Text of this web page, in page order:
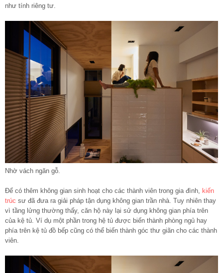
như tính riêng tư.
Nhờ vách ngăn gỗ.
Để có thêm không gian sinh hoạt cho các thành viên trong gia đình,
kiến
trúc sư đã đưa ra giải pháp tận dụng không gian trần nhà. Tuy nhiên thay
vì tầng lửng thường thấy, căn hộ này lại sử dụng không gian phía trên
của kệ tủ. Ví dụ một phần trong hệ tủ được biến thành phòng ngủ hay
phía trên kệ tủ đồ bếp cũng có thể biến thành góc thư giãn cho các thành
viên.